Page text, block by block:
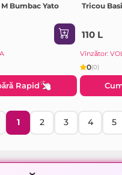
Bumbac Yato
Rapid
Tricou
110 L
Vînzător:
0(0)
1 2 3 4 5